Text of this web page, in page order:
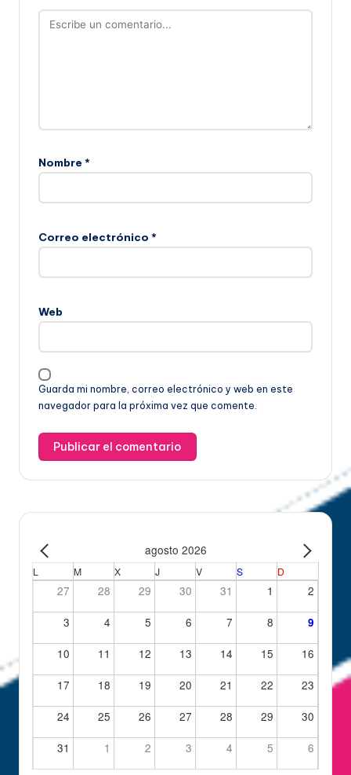
Nombre *
Correo electrónico *
Web
Guarda mi nombre, correo electrónico y web en este
navegador para la próxima vez que comente.
agosto 2026
L M X J V S D
27 28 29 30 31 1
2
3
4 5 6 7 8 9
10 11 12 13 14 15
16
17
18 19 20 21 22
23
24
25 26 27 28 29
30
31
1 2 3 4 5 6